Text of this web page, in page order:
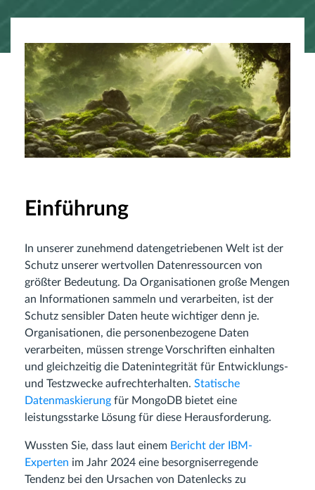
Einführung
In unserer zunehmend datengetriebenen Welt ist der
Schutz unserer wertvollen Datenressourcen von
größter Bedeutung. Da Organisationen große Mengen
an Informationen sammeln und verarbeiten, ist der
Schutz sensibler Daten heute wichtiger denn je.
Organisationen, die personenbezogene Daten
verarbeiten, müssen strenge Vorschriften einhalten
und gleichzeitig die Datenintegrität für Entwicklungs-
und Testzwecke aufrechterhalten. Statische
Datenmaskierung für MongoDB bietet eine
leistungsstarke Lösung für diese Herausforderung.
Wussten Sie, dass laut einem Bericht der IBM-
Experten im Jahr 2024 eine besorgniserregende
Tendenz bei den Ursachen von Datenlecks zu